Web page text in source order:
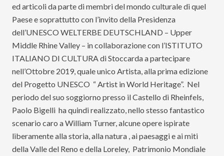
ed articoli da parte di membri del mondo culturale di quel
Paese e soprattutto con l’invito della Presidenza
dell’UNESCO WELTERBE DEUTSCHLAND – Upper
Middle Rhine Valley – in collaborazione con l’ISTITUTO
ITALIANO DI CULTURA di Stoccarda a partecipare
nell’Ottobre 2019, quale unico Artista, alla prima edizione
del Progetto UNESCO “ Artist in World Heritage”. Nel
periodo del suo soggiorno presso il Castello di Rheinfels,
Paolo Bigelli ha quindi realizzato, nello stesso fantastico
scenario caro a William Turner, alcune opere ispirate
liberamente alla storia, alla natura , ai paesaggi e ai miti
della Valle del Reno e della Loreley, Patrimonio Mondiale